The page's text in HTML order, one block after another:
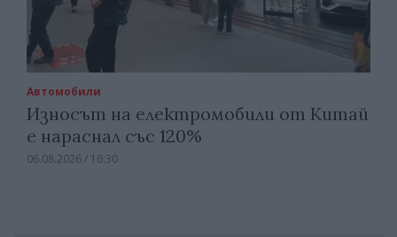
Автомобили
Износът на електромобили от Китай
е нараснал със 120%
06.08.2026 / 16:30